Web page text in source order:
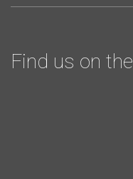
Find us on